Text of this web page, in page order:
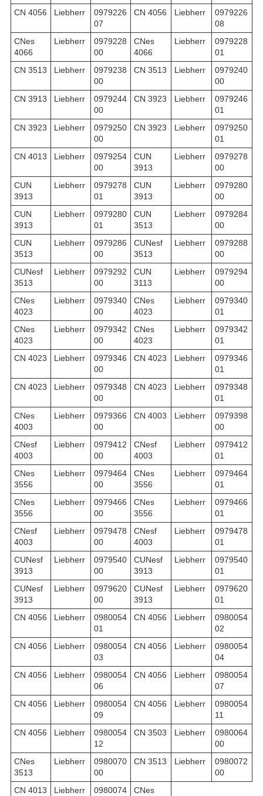
CN 4056 Liebherr
0979226
07
CN 4056 Liebherr
0979226
08
CNes
4066
Liebherr
0979228
00
CNes
4066
Liebherr
0979228
01
CN 3513
Liebherr
0979238
00
CN 3513 Liebherr
0979240
00
CN 3913
Liebherr
0979244
00
CN 3923 Liebherr
0979246
01
CN 3923
Liebherr
0979250
00
CN 3923 Liebherr
0979250
01
CN 4013
Liebherr
0979254
00
CUN
3913
Liebherr
0979278
00
CUN
3913
Liebherr
0979278
01
CUN
3913
Liebherr
0979280
00
CUN
3913
Liebherr
0979280
01
CUN
3513
Liebherr
0979284
00
CUN
3513
Liebherr
0979286
00
CUNesf
3513
Liebherr
0979288
00
CUNesf
3513
Liebherr
0979292
00
CUN
3113
Liebherr
0979294
00
CNes
4023
Liebherr
0979340
00
CNes
4023
Liebherr
0979340
01
CNes
4023
Liebherr
0979342
00
CNes
4023
Liebherr
0979342
01
CN 4023
Liebherr
0979346
00
CN 4023 Liebherr
0979346
01
CN 4023
Liebherr
0979348
00
CN 4023 Liebherr
0979348
01
CNes
4003
Liebherr
0979366
00
CN 4003 Liebherr
0979398
00
CNesf
4003
Liebherr
0979412
00
CNesf
4003
Liebherr
0979412
01
CNes
3556
Liebherr
0979464
00
CNes
3556
Liebherr
0979464
01
CNes
3556
Liebherr
0979466
00
CNes
3556
Liebherr
0979466
01
CNesf
4003
Liebherr
0979478
00
CNesf
4003
Liebherr
0979478
01
CUNesf
3913
Liebherr
0979540
00
CUNesf
3913
Liebherr
0979540
01
CUNesf
3913
Liebherr
0979620
00
CUNesf
3913
Liebherr
0979620
01
CN 4056
Liebherr
0980054
01
CN 4056 Liebherr
0980054
02
CN 4056
Liebherr
0980054
03
CN 4056 Liebherr
0980054
04
CN 4056
Liebherr
0980054
06
CN 4056 Liebherr
0980054
07
CN 4056
Liebherr
0980054
09
CN 4056 Liebherr
0980054
11
CN 4056
Liebherr
0980054
12
CN 3503 Liebherr
0980064
00
CNes
3513
Liebherr
0980070
00
CN 3513 Liebherr
0980072
00
CN 4013
Liebherr
0980074
CNes